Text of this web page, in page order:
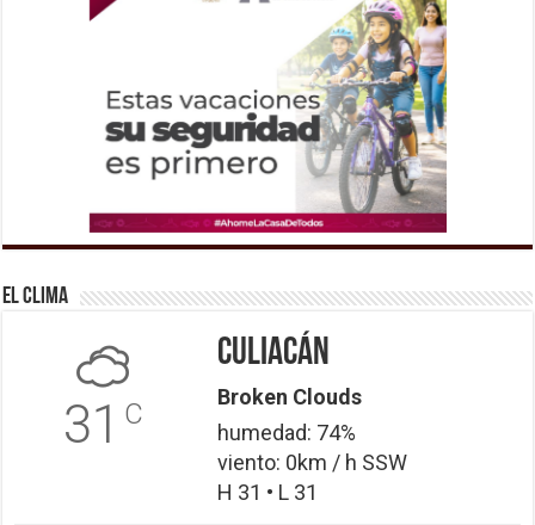
El Clima
31 C
Culiacán
Broken Clouds
humedad: 74%
viento: 0km / h SSW
H 31 • L 31